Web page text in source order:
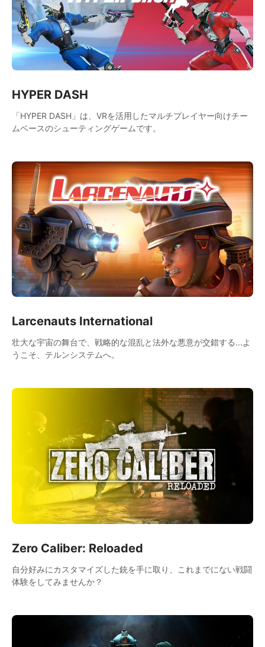
HYPER DASH
「HYPER DASH」は、VRを活用したマルチプレイヤー向けチー
ムベースのシューティングゲームです。
Larcenauts International
壮大な宇宙の舞台で、戦略的な混乱と法外な悪意が交錯する...よ
うこそ、テルンシステムへ。
Zero Caliber: Reloaded
自分好みにカスタマイズした銃を手に取り、これまでにない戦闘
体験をしてみませんか？